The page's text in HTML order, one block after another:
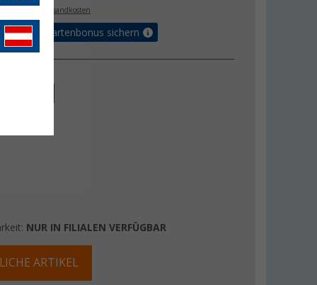
zzgl. Versandkosten
Vorteilskartenbonus sichern
NUR IN FILIALEN VERFÜGBAR
ARTIKEL